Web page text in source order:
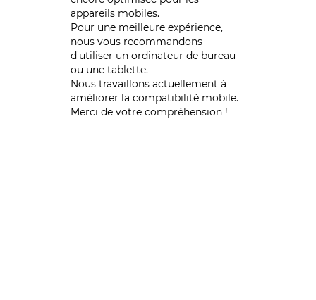
appareils mobiles.
Pour une meilleure expérience,
nous vous recommandons
d'utiliser un ordinateur de bureau
ou une tablette.
Nous travaillons actuellement à
améliorer la compatibilité mobile.
Merci de votre compréhension !